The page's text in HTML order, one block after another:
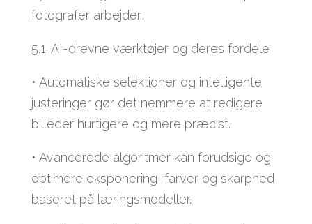
fotografer arbejder.
5.1. AI-drevne værktøjer og deres fordele
• Automatiske selektioner og intelligente
justeringer gør det nemmere at redigere
billeder hurtigere og mere præcist.
• Avancerede algoritmer kan forudsige og
optimere eksponering, farver og skarphed
baseret på læringsmodeller.